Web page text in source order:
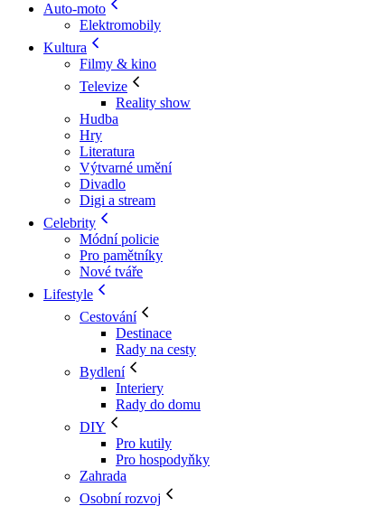
Auto-moto
Elektromobily
Kultura
Filmy & kino
Televize
Reality show
Hudba
Hry
Literatura
Výtvarné umění
Divadlo
Digi a stream
Celebrity
Módní policie
Pro pamětníky
Nové tváře
Lifestyle
Cestování
Destinace
Rady na cesty
Bydlení
Interiery
Rady do domu
DIY
Pro kutily
Pro hospodyňky
Zahrada
Osobní rozvoj